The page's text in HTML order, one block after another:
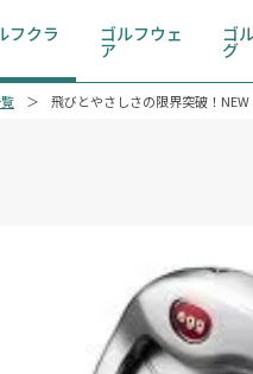
フクラ ゴルフウェ
ア
ゴ
グ
飛びとやさしさの限界突破！NEW